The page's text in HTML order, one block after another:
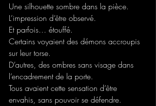
Une silhouette sombre dans la pièce.
L’impression d’être observé.
Et parfois… étouffé.
Certains voyaient des démons accroupis
sur leur torse.
D’autres, des ombres sans visage dans
l’encadrement de la porte.
Tous avaient cette sensation d’être
envahis, sans pouvoir se défendre.